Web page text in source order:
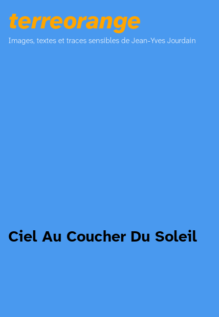
terreorange
Images, textes et traces sensibles de Jean-Yves Jourdain
Ciel Au Coucher Du Soleil